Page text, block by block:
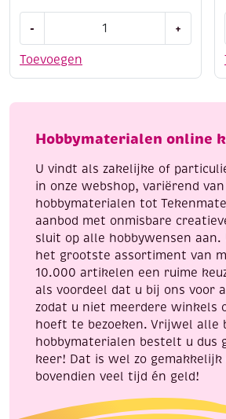
Toevoegen
-
8/4,
50
geel
+
Hobbymaterialen online
U vindt als zakelijke of
in onze webshop, variërend van
hobbymaterialen tot
aanbod met onmisbare
sluit op alle hobbywensen
het grootste assortiment van
10.000 artikelen een ruime
als voordeel dat u bij ons voor
zodat u niet meerdere winkels
hoeft te bezoeken. Vrijwel alle
hobbymaterialen bestelt u dus
keer! Dat is wel zo gemakkelijk
bovendien veel tijd én geld!